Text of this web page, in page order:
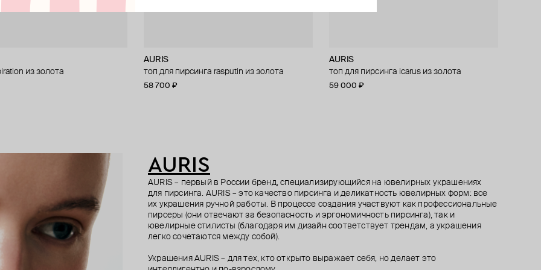
из золота
AURIS
топ для пирсинга rasputin из золота
58 700 ₽
AURIS
топ для пирсинга icarus из золота
59 000 ₽
из золота royal lily
AURIS
топ для пирсинга из золота prium
69 300 ₽
AURIS
топ для пирсинга из золота iris
76 400 ₽
jupiter из золота
AURIS
кликер cassiopea из золота
59 800 ₽
AURIS
топ для пирсинга iris из золота
76 400 ₽
из золота anastasia
AURIS
топ для пирсинга из золота threeleaf
45 200 ₽
AURIS
кликер из платины cassiopea
71 800 ₽
AURIS
AURIS – первый в России бренд, специализирующийся на ювелирных украшениях
для пирсинга. AURIS – это качество пирсинга и деликатность ювелирных форм: все
их украшения ручной работы. В процессе создания участвуют как профессиональные
пирсеры (они отвечают за безопасность и эргономичность пирсинга), так и
ювелирные стилисты (благодаря им дизайн соответствует трендам, а украшения
легко сочетаются между собой).
Украшения AURIS – для тех, кто открыто выражает себя, но делает это